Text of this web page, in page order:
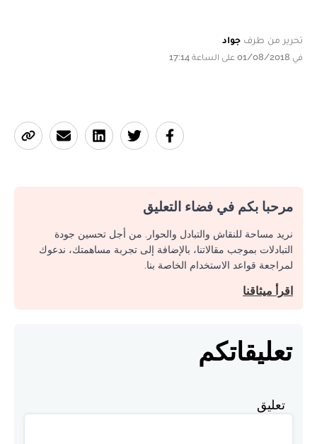
تحرير من طرف جواد
في 01/08/2018 على الساعة 17:14
مرحبا بكم في فضاء التعليق
نريد مساحة للنقاش والتبادل والحوار. من أجل تحسين جودة
التبادلات بموجب مقالاتنا، بالإضافة إلى تجربة مساهمتك، ندعوك
لمراجعة قواعد الاستخدام الخاصة بنا.
اقرأ ميثاقنا
تعليقاتكم
تعليق